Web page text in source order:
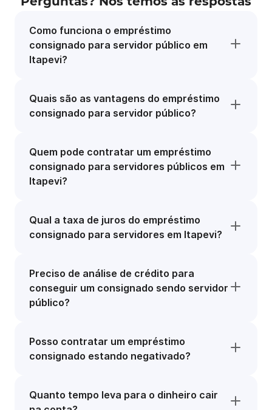
Como funciona o empréstimo
consignado para servidor público em
Itapevi?
Quais são as vantagens do empréstimo
consignado para servidor público?
Quem pode contratar um empréstimo
consignado para servidores públicos em
Itapevi?
Qual a taxa de juros do empréstimo
consignado para servidores em Itapevi?
Preciso de análise de crédito para
conseguir um consignado sendo servidor
público?
Posso contratar um empréstimo
consignado estando negativado?
Quanto tempo leva para o dinheiro cair